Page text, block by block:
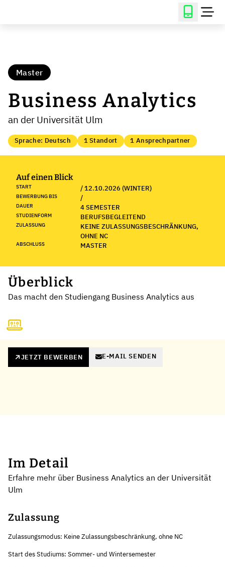
Master
Business Analytics
an der Universität Ulm
Sprache: Deutsch 1 Standort 1 Ansprechpartner
Auf einen Blick
START / 12.10.2026 (WINTER)
BEWERBUNG BIS /
DAUER 4 SEMESTER
STUDIENFORM BERUFSBEGLEITEND
ZULASSUNG
KEINE ZULASSUNGSBESCHRÄNKUNG,
OHNE NC
ABSCHLUSS MASTER
Überblick
Das macht den Studiengang Business Analytics aus
JETZT BEWERBEN E-MAIL SENDEN
Im Detail
Erfahre mehr über Business Analytics an der Universität
Ulm
Zulassung
Zulassungsmodus: Keine Zulassungsbeschränkung, ohne NC
Start des Studiums: Sommer- und Wintersemester